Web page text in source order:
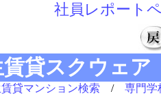
社員レポート
賃貸スクウェ
貸マンション検索 / 専門学